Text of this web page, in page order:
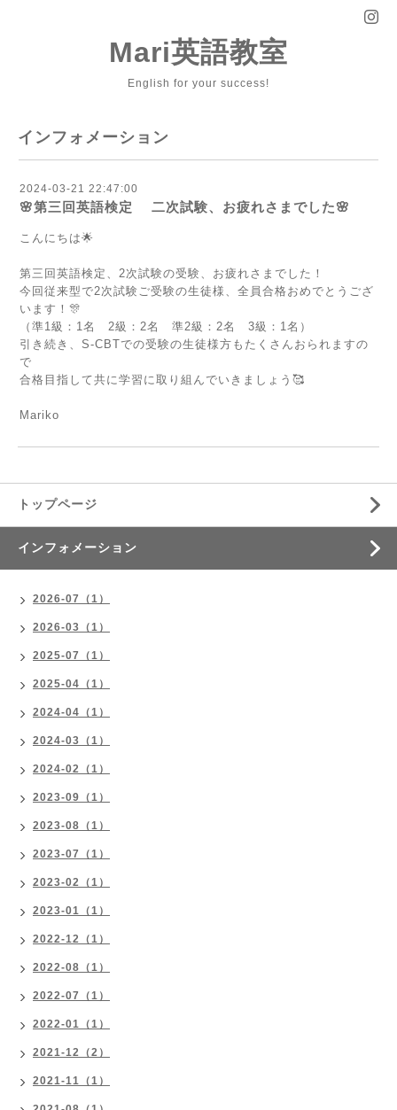
Mari英語教室
English for your success!
インフォメーション
2024-03-21 22:47:00
🌸第三回英語検定 二次試験、お疲れさまでした🌸
こんにちは🌟
第三回英語検定、2次試験の受験、お疲れさまでした！
今回従来型で2次試験ご受験の生徒様、全員合格おめでとうござ
います！🎊
（準1級：1名 2級：2名 準2級：2名 3級：1名）
引き続き、S-CBTでの受験の生徒様方もたくさんおられますの
で
合格目指して共に学習に取り組んでいきましょう🥰
Mariko
トップページ
インフォメーション
2026-07（1）
2026-03（1）
2025-07（1）
2025-04（1）
2024-04（1）
2024-03（1）
2024-02（1）
2023-09（1）
2023-08（1）
2023-07（1）
2023-02（1）
2023-01（1）
2022-12（1）
2022-08（1）
2022-07（1）
2022-01（1）
2021-12（2）
2021-11（1）